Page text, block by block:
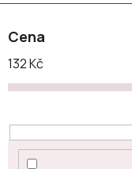
ů
Cena
132Kč